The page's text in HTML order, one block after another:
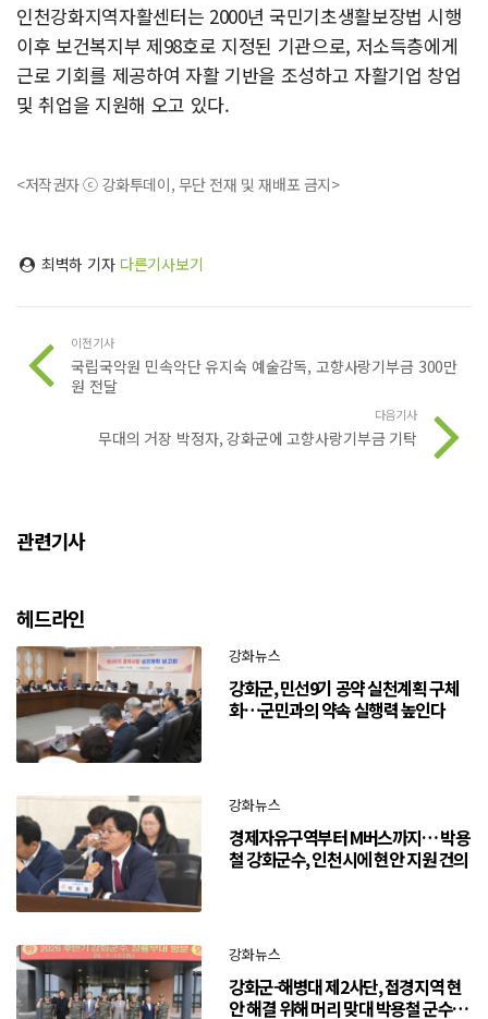
인천강화지역자활센터는 2000년 국민기초생활보장법 시행
이후 보건복지부 제98호로 지정된 기관으로, 저소득층에게
근로 기회를 제공하여 자활 기반을 조성하고 자활기업 창업
및 취업을 지원해 오고 있다.
<저작권자 ⓒ 강화투데이, 무단 전재 및 재배포 금지>
최벽하 기자 다른기사보기
이전기사
국립국악원 민속악단 유지숙 예술감독, 고향사랑기부금 300만
원 전달
다음기사
무대의 거장 박정자, 강화군에 고향사랑기부금 기탁
관련기사
헤드라인
강화뉴스
강화군, 민선9기 공약 실천계획 구체
화…군민과의 약속 실행력 높인다
강화뉴스
경제자유구역부터 M버스까지… 박용
철 강화군수, 인천시에 현안 지원 건의
강화뉴스
강화군-해병대 제2사단, 접경지역 현
안 해결 위해 머리 맞대 박용철 군수